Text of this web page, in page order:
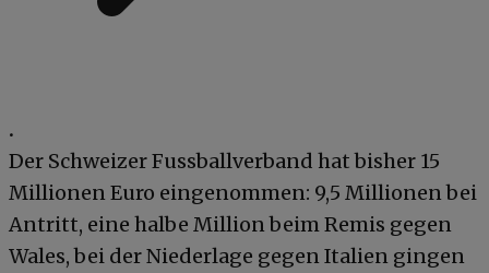
.
Der Schweizer Fussballverband hat bisher 15
Millionen Euro eingenommen: 9,5 Millionen bei
Antritt, eine halbe Million beim Remis gegen
Wales, bei der Niederlage gegen Italien gingen